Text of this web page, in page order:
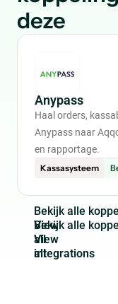
deze
Anypass
Haal orders,
Anypass naar
en rapportage.
Kassasysteem
Bekijk a e koppe
View
all
integrations